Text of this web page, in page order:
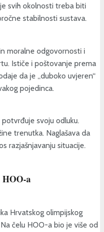
svih okolnosti treba biti
stabilnosti sustava.
moralne odgovornosti i
Ističe i poštovanje prema
da je „duboko uvjeren“
pojedinca.
svoju odluku.
trenutka. Naglašava da
razjašnjavanju situacije.
HOO-a
Hrvatskog olimpijskog
čelu HOO-a bio je više od